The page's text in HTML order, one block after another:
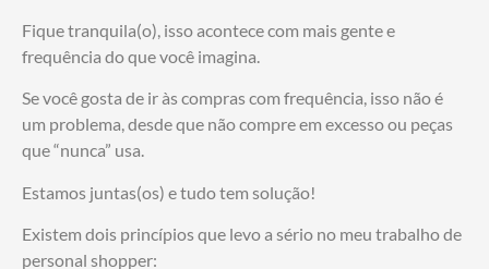
Fique tranquila(o), isso acontece com mais gente e
frequência do que você imagina.
Se você gosta de ir às compras com frequência, isso não é
um problema, desde que não compre em excesso ou peças
que “nunca” usa.
Estamos juntas(os) e tudo tem solução!
Existem dois princípios que levo a sério no meu trabalho de
personal shopper: